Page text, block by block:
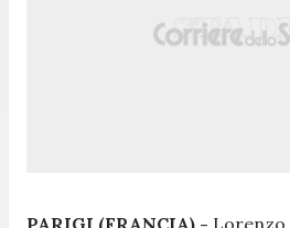
PARIGI (FRANCIA) - Lorenzo